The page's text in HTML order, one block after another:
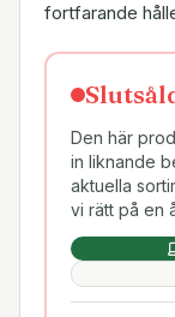
fortfarande
Den här
in liknande
aktuella
vi rätt på en